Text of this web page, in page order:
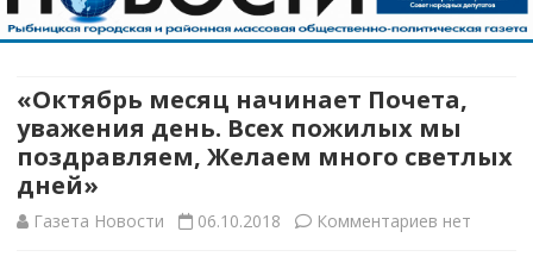
Перейти
содержимому
«Октябрь месяц начинает Почета,
уважения день. Всех пожилых мы
поздравляем, Желаем много светлых
дней»
Газета Новости 06.10.2018 Комментариев кнет